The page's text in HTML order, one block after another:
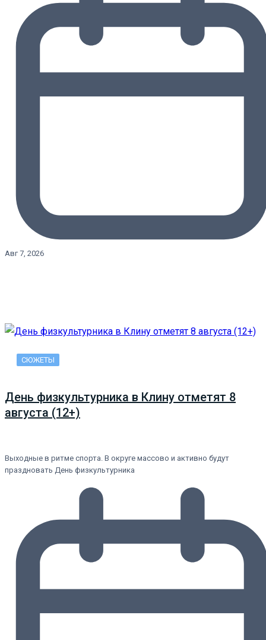
Авг 7, 2026
СЮЖЕТЫ
День физкультурника в Клину отметят 8
августа (12+)
Выходные в ритме спорта. В округе массово и активно будут
праздновать День физкультурника